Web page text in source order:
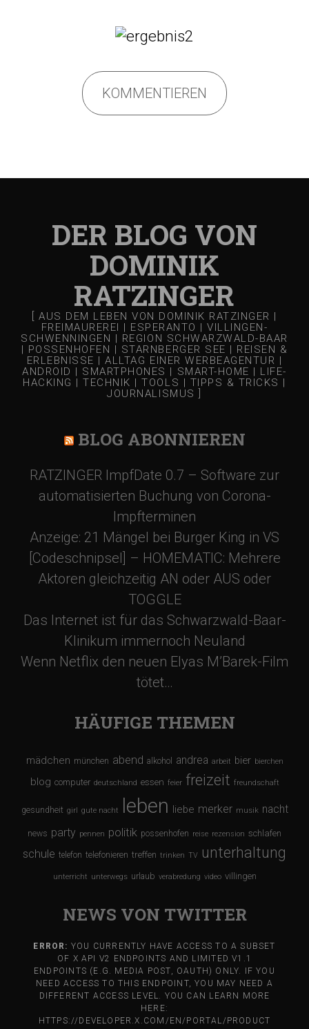
KOMMENTIEREN
DER BLOG VON
DOMINIK
RATZINGER
[ AUS DEM LEBEN VON DOMINIK RATZINGER |
FREIMAUREREI | ESPERANTO | VILLINGEN-
SCHWENNINGEN | REGION SCHWARZWALD-BAAR
| POSSENHOFEN | STARNBERGER SEE | REISEN &
ERLEBNISSE | ALLTAG EINER WERBEAGENTUR |
ANDROID | SMARTPHONES | SMART-HOME | LIFE-
HACKING | TECHNIK | TOOLS | TIPPS & TRICKS |
JOURNALISMUS ]
BLOG ABONNIEREN
RATZINGER ImpfDate 0.7 – Software zur
automatisierten Buchung von Corona-
Impfterminen
Anzeige: 21 Mängel bei Burger King in VS
[Codeschnipsel] – HOMEMATIC: Mehrere
Aktoren gleichzeitig AN oder AUS oder
TOGGLE
Das Internet ist für das Schwarzwald-Baar-
Klinikum immernoch Neuland
Wenn Netflix den neuen Elyas M’Barek-Film
tötet…
HÄUFIGE THEMEN
mädchen münchen abend alkohol andrea arbeit bier bierchen
blog computer deutschland essen feier freizeit freundschaft
gesundheit girl gute nacht leben liebe merker musik nacht
news party pennen politik possenhofen reise rezension schlafen
schule telefon telefonieren treffen trinken TV unterhaltung
unterricht unterwegs urlaub verabredung video villingen
NEWS VON TWITTER
ERROR: YOU CURRENTLY HAVE ACCESS TO A SUBSET
OF X API V2 ENDPOINTS AND LIMITED V1.1
ENDPOINTS (E.G. MEDIA POST, OAUTH) ONLY. IF YOU
NEED ACCESS TO THIS ENDPOINT, YOU MAY NEED A
DIFFERENT ACCESS LEVEL. YOU CAN LEARN MORE
HERE:
HTTPS://DEVELOPER.X.COM/EN/PORTAL/PRODUCT